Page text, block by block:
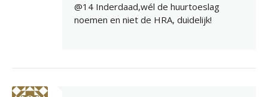
@14 Inderdaad,wél de huurtoeslag
noemen en niet de HRA, duidelijk!